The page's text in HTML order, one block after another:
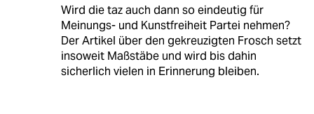
Wird die taz auch dann so eindeutig für
Meinungs- und Kunstfreiheit Partei nehmen?
Der Artikel über den gekreuzigten Frosch setzt
insoweit Maßstäbe und wird bis dahin
sicherlich vielen in Erinnerung bleiben.